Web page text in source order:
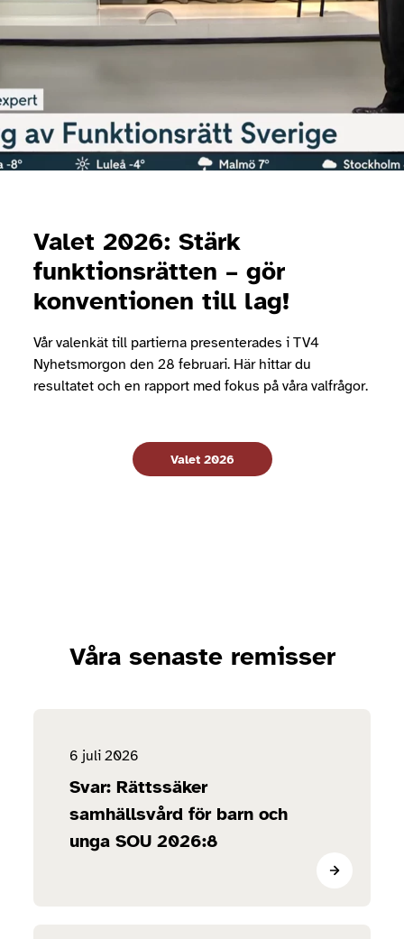
Valet 2026: Stärk
funktionsrätten – gör
konventionen till lag!
Vår valenkät till partierna presenterades i TV4
Nyhetsmorgon den 28 februari. Här hittar du
resultatet och en rapport med fokus på våra valfrågor.
Valet 2026
Våra senaste remisser
6 juli 2026
Svar: Rättssäker
samhällsvård för barn och
unga SOU 2026:8